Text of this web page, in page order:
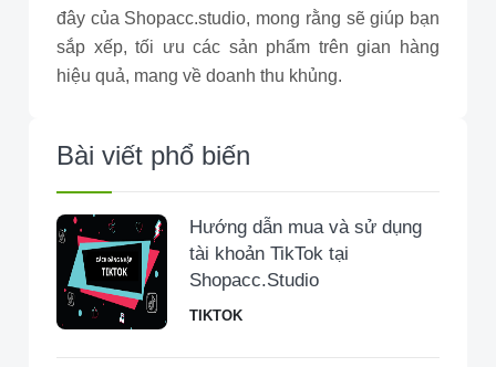
đây của Shopacc.studio, mong rằng sẽ giúp bạn
sắp xếp, tối ưu các sản phẩm trên gian hàng
hiệu quả, mang về doanh thu khủng.
Bài viết phổ biến
Hướng dẫn mua và sử dụng
tài khoản TikTok tại
Shopacc.Studio
TIKTOK